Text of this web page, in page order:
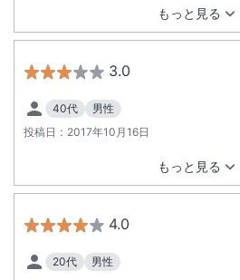
もっと見る
3.0
40代
男性
投稿日： 2017年10月16日
もっと見る
4.0
20代
男性